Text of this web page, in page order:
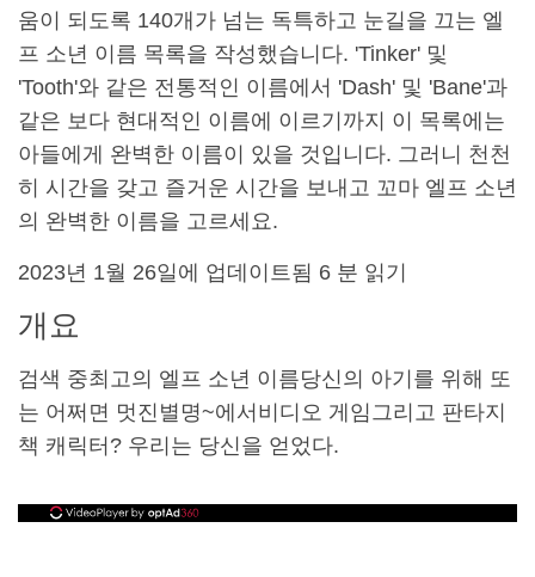
움이 되도록 140개가 넘는 독특하고 눈길을 끄는 엘
프 소년 이름 목록을 작성했습니다. 'Tinker' 및
'Tooth'와 같은 전통적인 이름에서 'Dash' 및 'Bane'과
같은 보다 현대적인 이름에 이르기까지 이 목록에는
아들에게 완벽한 이름이 있을 것입니다. 그러니 천천
히 시간을 갖고 즐거운 시간을 보내고 꼬마 엘프 소년
의 완벽한 이름을 고르세요.
2023년 1월 26일에 업데이트됨 6 분 읽기
개요
검색 중최고의 엘프 소년 이름당신의 아기를 위해 또
는 어쩌면 멋진 별명~에서 비디오 게임 그리고 판타지
책 캐릭터? 우리는 당신을 얻었다.